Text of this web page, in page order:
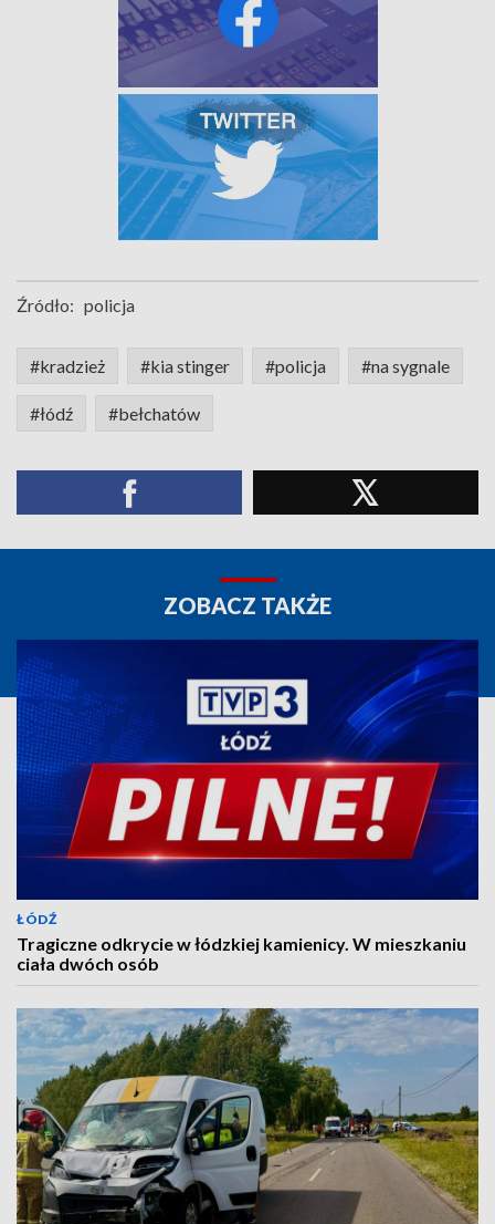
Źródło: policja
#kradzież #kia stinger #policja #na sygnale
#łódź #bełchatów
ZOBACZ TAKŻE
ŁÓDŹ
Tragiczne odkrycie w łódzkiej kamienicy. W mieszkaniu
ciała dwóch osób